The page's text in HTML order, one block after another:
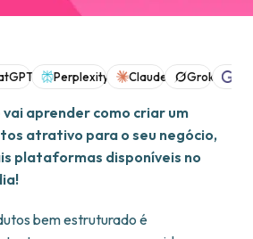
Perplexity Claude Grok
aprender como criar um
atrativo para o seu negócio,
plataformas disponíveis no
bem estruturado é